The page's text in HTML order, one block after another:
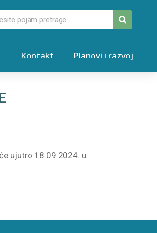
Kontakt Planovi i razvoj
ujutro 18.09.2024. u